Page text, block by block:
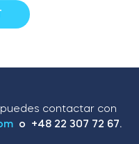
contactar con
o +48 22 307 72 67.